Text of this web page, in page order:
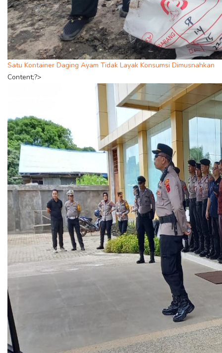
Satu Kontainer Daging Ayam Tidak Layak Konsumsi Dimusnahkan
Content;?>